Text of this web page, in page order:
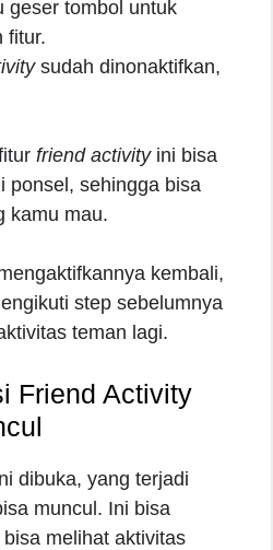
geser tombol untuk
fitur.
sudah dinonaktifkan,
friend activityini bisa
ponsel, sehingga bisa
kamu mau.
kembali,
step sebelumnya
teman lagi.
Friend Activity
dibuka, yang terjadi
muncul. Ini bisa
melihat aktivitas